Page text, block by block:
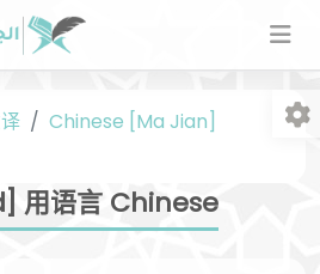
Chinese [Ma Jian]
用语言 Chinese